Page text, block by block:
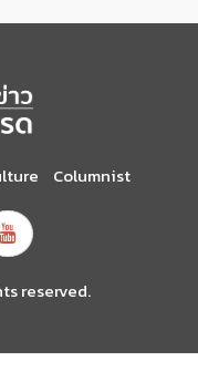
Columnist
reserved.